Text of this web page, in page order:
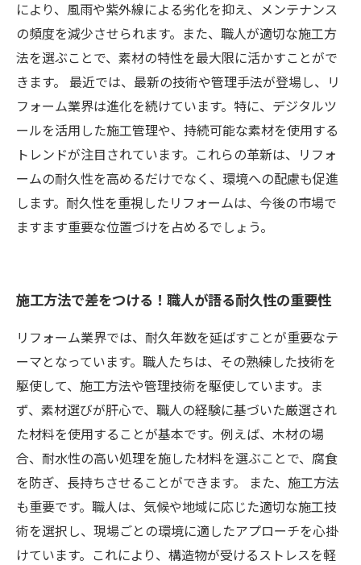
により、風雨や紫外線による劣化を抑え、メンテナンス
の頻度を減少させられます。また、職人が適切な施工方
法を選ぶことで、素材の特性を最大限に活かすことがで
きます。 最近では、最新の技術や管理手法が登場し、リ
フォーム業界は進化を続けています。特に、デジタルツ
ールを活用した施工管理や、持続可能な素材を使用する
トレンドが注目されています。これらの革新は、リフォ
ームの耐久性を高めるだけでなく、環境への配慮も促進
します。耐久性を重視したリフォームは、今後の市場で
ますます重要な位置づけを占めるでしょう。
施工方法で差をつける！職人が語る耐久性の重要性
リフォーム業界では、耐久年数を延ばすことが重要なテ
ーマとなっています。職人たちは、その熟練した技術を
駆使して、施工方法や管理技術を駆使しています。ま
ず、素材選びが肝心で、職人の経験に基づいた厳選され
た材料を使用することが基本です。例えば、木材の場
合、耐水性の高い処理を施した材料を選ぶことで、腐食
を防ぎ、長持ちさせることができます。 また、施工方法
も重要です。職人は、気候や地域に応じた適切な施工技
術を選択し、現場ごとの環境に適したアプローチを心掛
けています。これにより、構造物が受けるストレスを軽